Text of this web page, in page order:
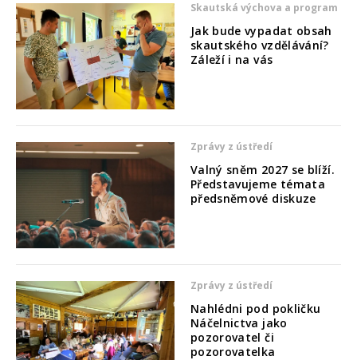
Skautská výchova a program
Jak bude vypadat obsah
skautského vzdělávání?
Záleží i na vás
Zprávy z ústředí
Valný sněm 2027 se blíží.
Představujeme témata
předsněmové diskuze
Zprávy z ústředí
Nahlédni pod pokličku
Náčelnictva jako
pozorovatel či
pozorovatelka